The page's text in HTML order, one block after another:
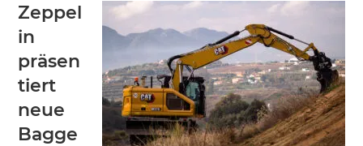
Zeppel
in
präsen
tiert
neue
Bagge